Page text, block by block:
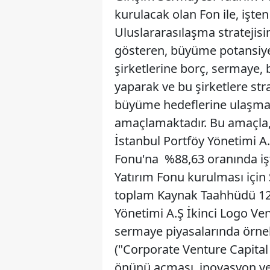
kurulacak olan Fon ile,
Uluslararasılaşma
gösteren, büyüme
şirketlerine borç, sermaye,
yaparak ve bu şirketlere
büyüme hedeflerine
amaçlamaktadır. Bu
İstanbul Portföy Yönetimi
Fonu'na %88,63 oranında
Yatırım Fonu kurulması için
toplam Kaynak Taahhüdü
Yönetimi A.Ş İkinci Logo
sermaye piyasalarında
("Corporate Venture